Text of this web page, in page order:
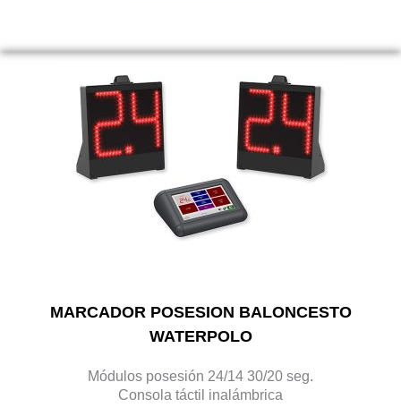
MARCADOR POSESION BALONCESTO
WATERPOLO
Módulos posesión 24/14 30/20 seg.
Consola táctil inalámbrica